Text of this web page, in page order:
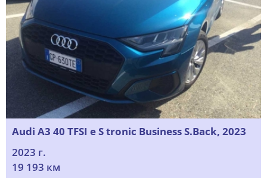
Audi A3 40 TFSI e S tronic Business S.Back, 2023
2023 г.
19 193 км